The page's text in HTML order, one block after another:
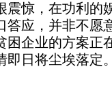
震惊，在功利的
答应，并非不愿
困企业的方案正
即日将尘埃落定